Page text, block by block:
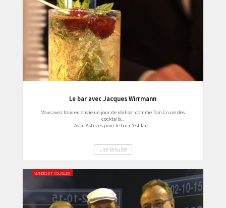
Le bar avec Jacques Wirrmann
Vous avez tous eu envie un jour de réaliser comme Tom Cruze des
cocktails...
Avec Astuces pour le bar c'est fait...
Lire la suite
VIANDES ET VOLAILLES